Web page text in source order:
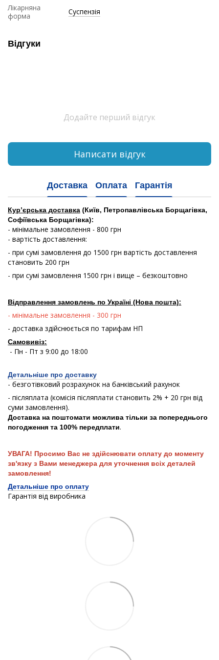
Лікарняна
форма
Суспензія
Відгуки
Додайте перший відгук
Написати відгук
Доставка Оплата Гарантія
Кур’єрська доставка (Київ, Петропавлівська Борщагівка,
Софіївська Борщагівка):
- мінімальне замовлення - 800 грн
- вартість доставлення:
- при сумі замовлення до 1500 грн вартість доставлення
становить 200 грн
- при сумі замовлення 1500 грн і вище – безкоштовно
Відправлення замовлень по Україні (Нова пошта):
- мінімальне замовлення - 300 грн
- доставка здійснюється по тарифам НП
Самовивіз:
- Пн - Пт з 9:00 до 18:00
Детальніше про доставку
- безготівковий розрахунок на банківський рахунок
- післяплата (комісія післяплати становить 2% + 20 грн від
суми замовлення).
Доставка на поштомати можлива тільки за попереднього
погодження та 100% передплати.
УВАГА! Просимо Вас не здійснювати оплату до моменту
зв'язку з Вами менеджера для уточнення всіх деталей
замовлення!
Детальніше про оплату
Гарантія від виробника